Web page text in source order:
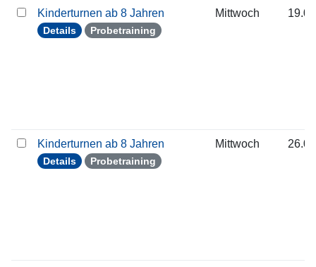
Kinderturnen ab 8 Jahren
Details Probetraining
Mittwoch
Kinderturnen ab 8 Jahren
Details Probetraining
Mittwoch